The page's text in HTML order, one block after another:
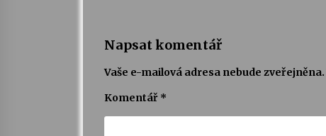
Napsat komentář
Vaše e-mailová adresa nebude zveřejněna.
Komentář *